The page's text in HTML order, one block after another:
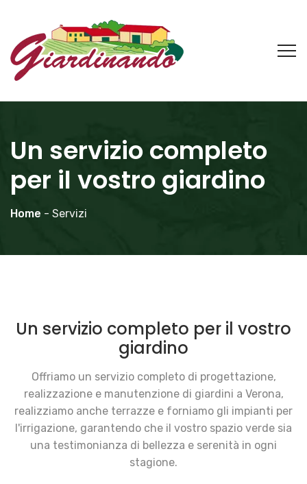
Un servizio completo
per il vostro giardino
Home - Servizi
Un servizio completo per il vostro
giardino
Offriamo un servizio completo di progettazione,
realizzazione e manutenzione di giardini a Verona,
realizziamo anche terrazze e forniamo gli impianti per
l'irrigazione, garantendo che il vostro spazio verde sia
una testimonianza di bellezza e serenità in ogni
stagione.